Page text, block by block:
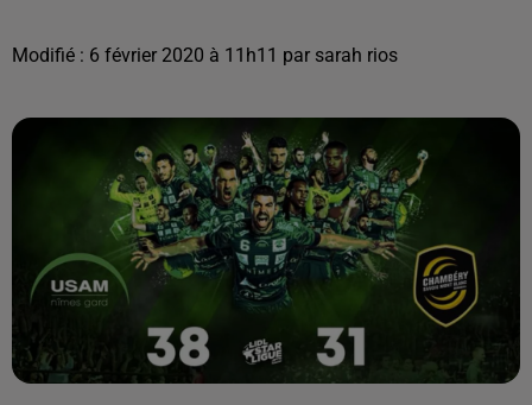
Modifié : 6 février 2020 à 11h11 par sarah rios